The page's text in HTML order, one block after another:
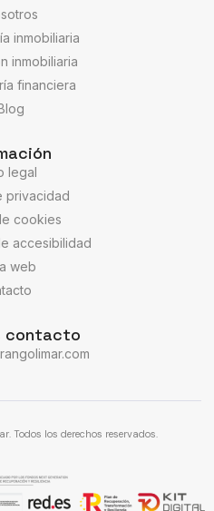
inmobiliaria
inmobiliaria
financiera
legal
privacidad
cookies
accesibilidad
web
contacto
Todos los derechos reservados.